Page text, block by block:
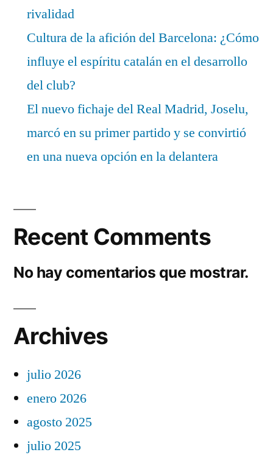
rivalidad
Cultura de la afición del Barcelona: ¿Cómo
influye el espíritu catalán en el desarrollo
del club?
El nuevo fichaje del Real Madrid, Joselu,
marcó en su primer partido y se convirtió
en una nueva opción en la delantera
Recent Comments
No hay comentarios que mostrar.
Archives
julio 2026
enero 2026
agosto 2025
julio 2025